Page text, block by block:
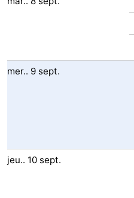
mer.. 9 sept.
jeu.. 10 sept.